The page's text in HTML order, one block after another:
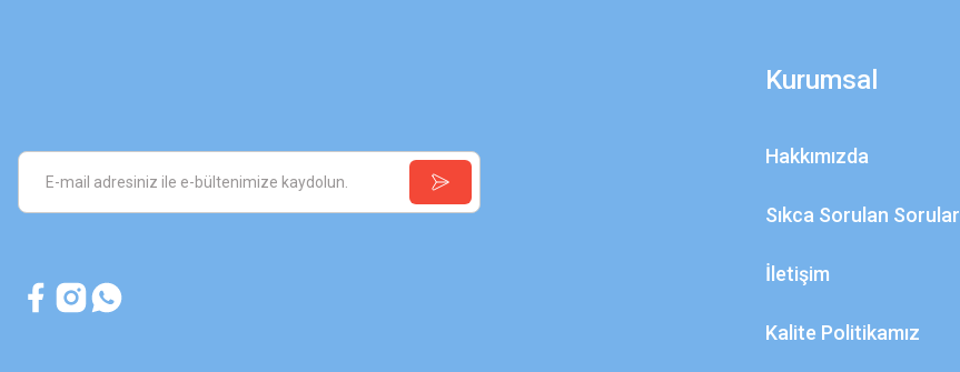
Kurumsal
Hakkımızda
Sıkca Sorulan Sorular
İletişim
Kalite Politikamız